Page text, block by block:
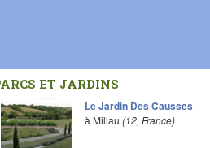
ET JARDINS
Le Jardin Des Causses
à Millau(12, France)